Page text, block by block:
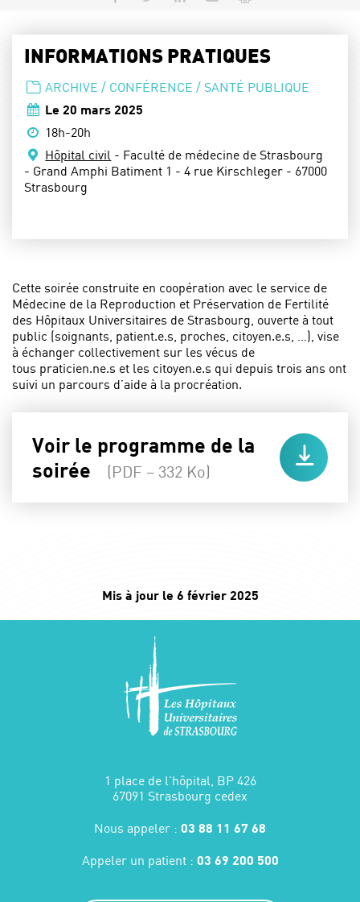
INFORMATIONS PRATIQUES
TYPE D'ÉVÈNEMENT :
ARCHIVE / CONFÉRENCE / SANTÉ PUBLIQUE
Dates :
Le 20 mars 2025
Horaires :
18h-20h
Lieu :Hôpital civil - Faculté de médecine de Strasbourg
- Grand Amphi Batiment 1 - 4 rue Kirschleger - 67000
Strasbourg
Cette soirée construite en coopération avec le service de
Médecine de la Reproduction et Préservation de Fertilité
des Hôpitaux Universitaires de Strasbourg, ouverte à tout
public (soignants, patient.e.s, proches, citoyen.e.s, …), vise
à échanger collectivement sur les vécus de
tous praticien.ne.s et les citoyen.e.s qui depuis trois ans ont
suivi un parcours d’aide à la procréation.
Voir le programme de la
soirée
(PDF – 332 Ko)
Mis à jour le 6 février 2025
1 place de l'hôpital, BP 426
67091 Strasbourg cedex
Nous appeler : 03 88 11 67 68
Appeler un patient : 03 69 200 500